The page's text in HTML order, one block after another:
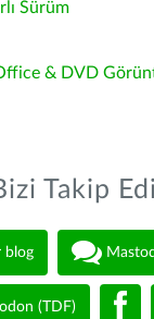
Sürüm
& DVD
Takip
blog
(TDF)